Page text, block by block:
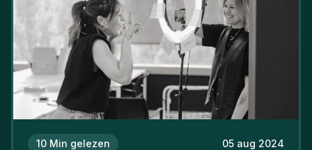
10 Min gelezen 05 aug 2024